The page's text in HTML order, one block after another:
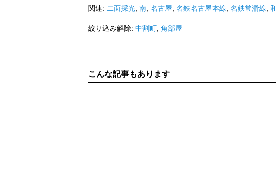
名鉄常滑線 大江駅 東海道本線
笠寺駅
名鉄名古屋本線 本笠寺駅
ライター：増成かおり 賃貸
関連: 二面採光, 南, 名古屋, 名鉄名古屋本線, 名鉄常滑線,
絞り込み解除: 中割町, 角部屋
こんな記事もあります